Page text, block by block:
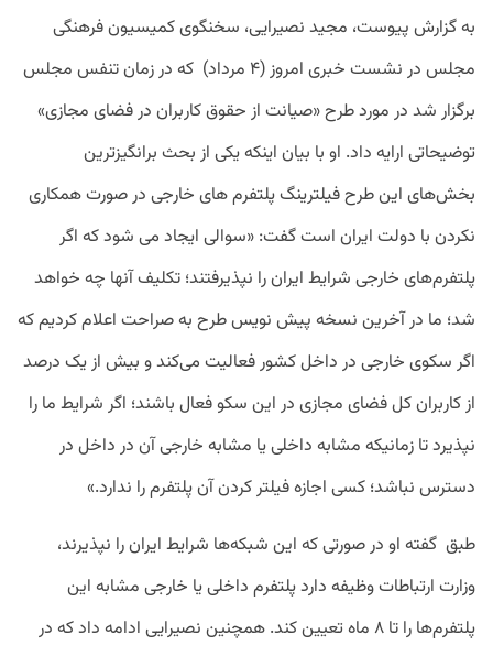
به گزارش پیوست، مجید نصیرایی، سخنگوی کمیسیون فرهنگی
مجلس در نشست خبری امروز (۴ مرداد)
که در زمان تنفس مجلس
برگزار شد در مورد طرح «صیانت از حقوق کاربران در فضای مجازی»
توضیحاتی ارایه داد. او با بیان اینکه یکی از بحث برانگیزترین
بخش‌های این طرح فیلترینگ پلتفرم های خارجی در صورت همکاری
نکردن با دولت ایران است گفت: «سوالی ایجاد می شود که اگر
پلتفرم‌های خارجی شرایط ایران را نپذیرفتند؛ تکلیف آنها چه خواهد
شد؛ ما در آخرین نسخه پیش نویس طرح به صراحت اعلام کردیم که
اگر سکوی خارجی در داخل کشور فعالیت می‌کند و بیش از یک درصد
از کاربران کل فضای مجازی در این سکو فعال باشند؛ اگر شرایط ما را
نپذیرد تا زمانیکه مشابه داخلی یا مشابه خارجی آن در داخل در
دسترس نباشد؛ کسی اجازه فیلتر کردن آن پلتفرم را ندارد.»
طبق گفته او در صورتی که این شبکه‌ها شرایط ایران را نپذیرند،
وزارت ارتباطات وظیفه دارد پلتفرم داخلی یا خارجی مشابه این
پلتفرم‌ها را تا ۸ ماه تعیین کند. همچنین نصیرایی ادامه داد که در